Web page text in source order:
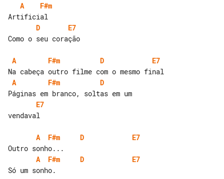
A
F#m
D
E7
Como o seu coração
A F#m D
E7
A
F#m
D
E7
vendaval
A F#m D
E7
A
F#m D
E7
Só um sonho.